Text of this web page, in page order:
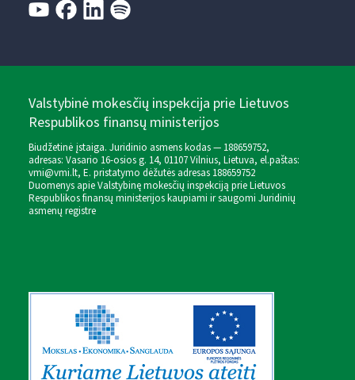
Valstybinė mokesčių inspekcija prie Lietuvos
Respublikos finansų ministerijos
Biudžetinė įstaiga. Juridinio asmens kodas — 188659752,
adresas: Vasario 16-osios g. 14, 01107 Vilnius, Lietuva, el.paštas:
vmi@vmi.lt, E. pristatymo dėžutės adresas 188659752
Duomenys apie Valstybinę mokesčių inspekciją prie Lietuvos
Respublikos finansų ministerijos kaupiami ir saugomi Juridinių
asmenų registre